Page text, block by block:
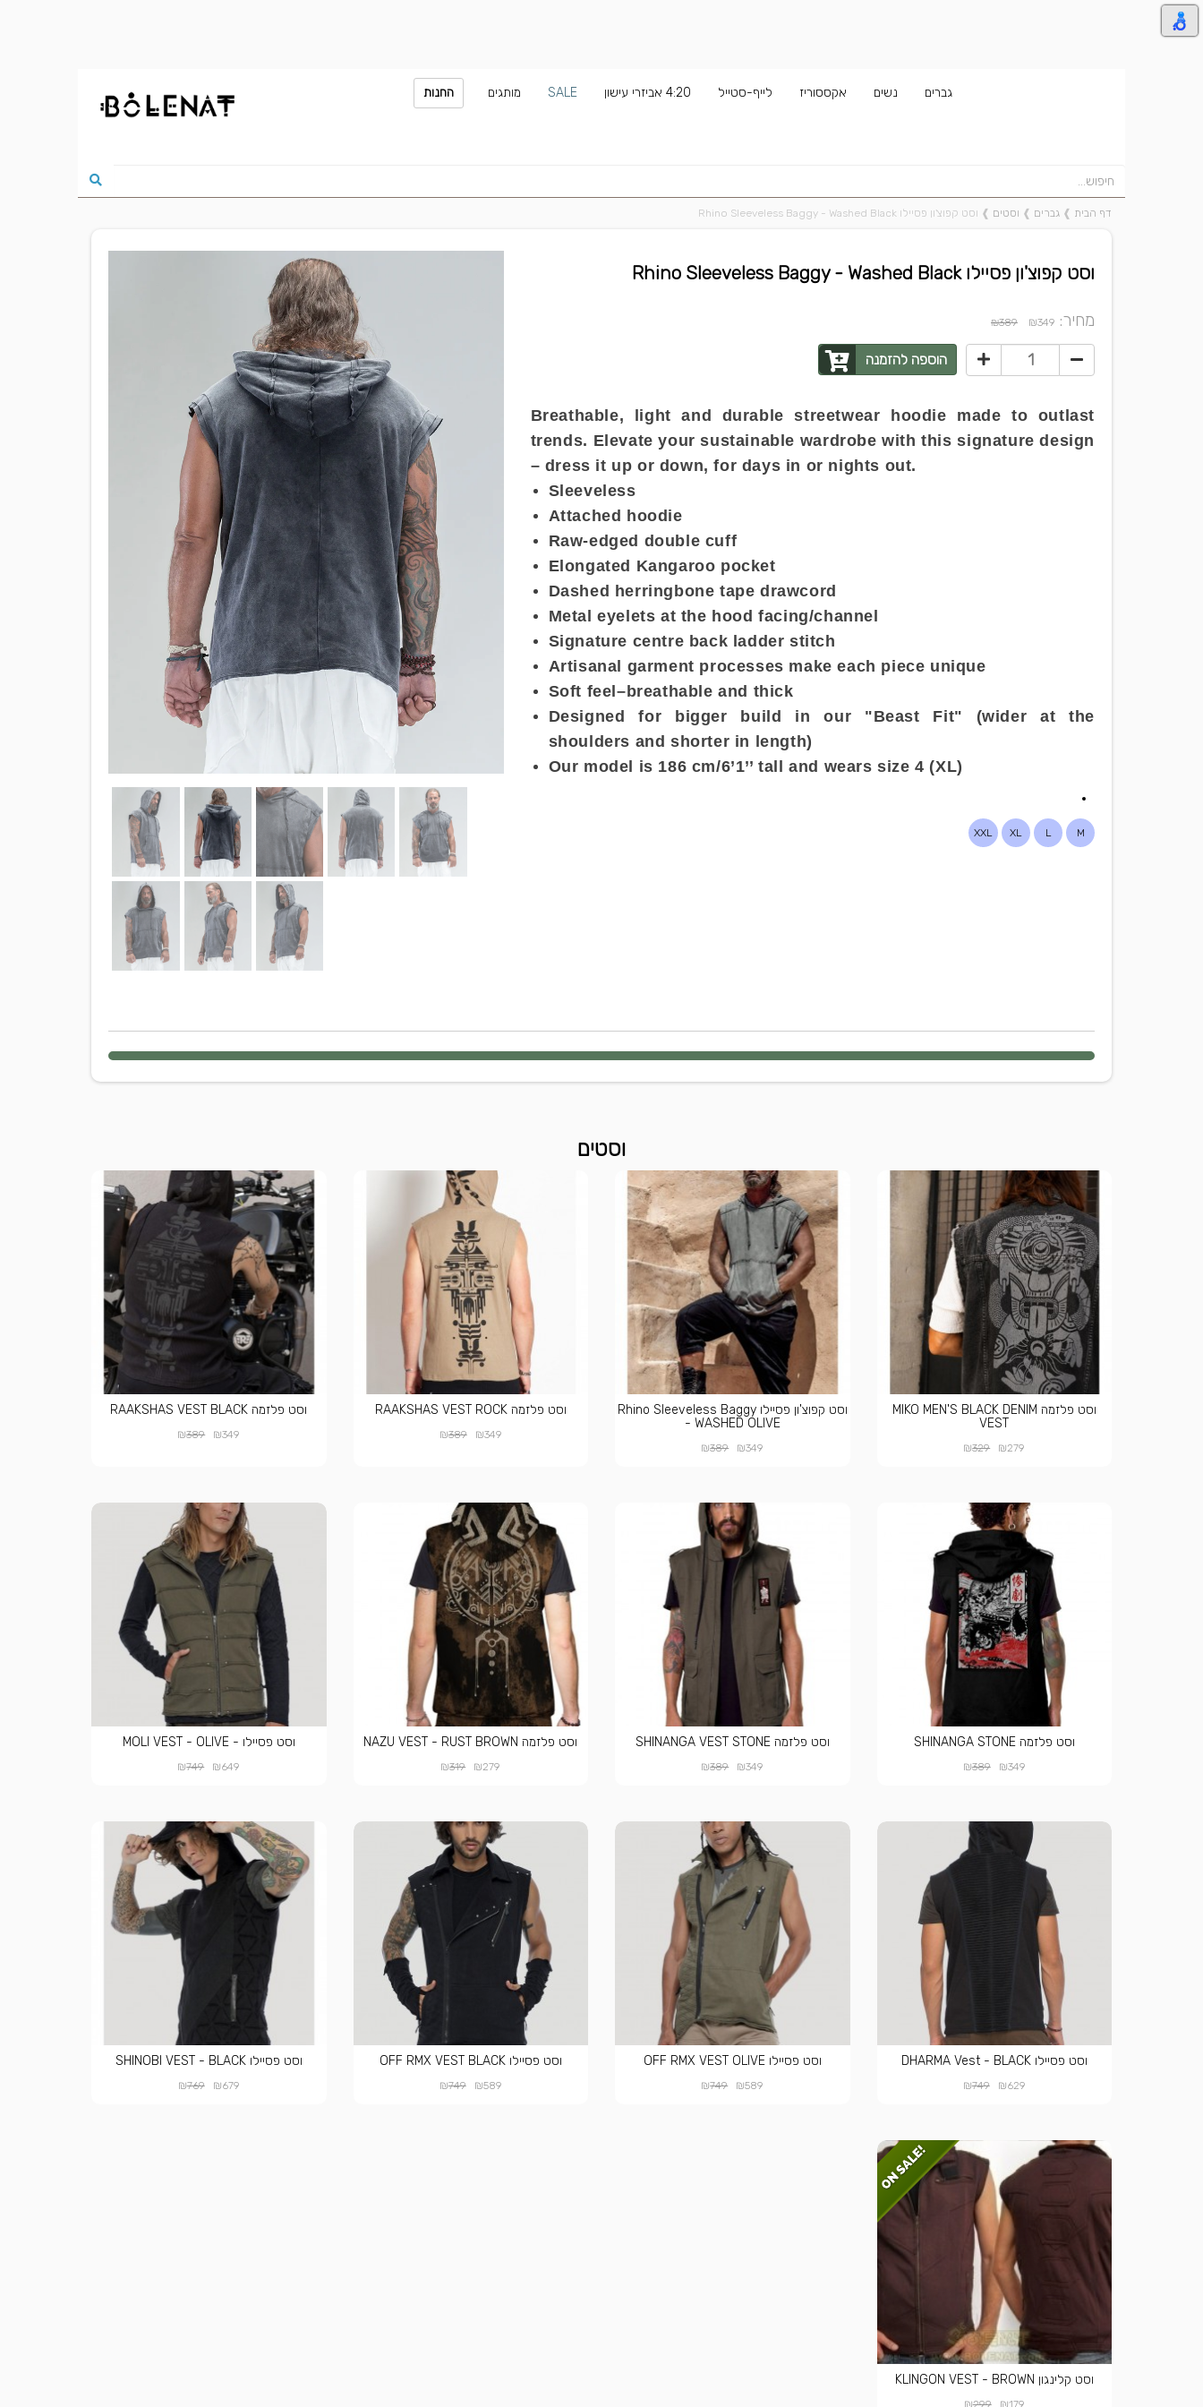
גברים נשים אקססוריז לייף-סטייל 4:20 אביזרי עישון SALE מותגים החנות
דף הבית ❱ גברים ❱ וסטים ❱ וסט קפוצ'ון פסיילו Rhino Sleeveless Baggy - Washed Black
וסט קפוצ'ון פסיילו Rhino Sleeveless Baggy - Washed Black
מחיר: ₪349
₪389
הוספה להזמנה
Breathable, light and durable streetwear hoodie made to outlast
trends. Elevate your sustainable wardrobe with this signature design
– dress it up or down, for days in or nights out.
Sleeveless
Attached hoodie
Raw-edged double cuff
Elongated Kangaroo pocket
Dashed herringbone tape drawcord
Metal eyelets at the hood facing/channel
Signature centre back ladder stitch
Artisanal garment processes make each piece unique
Soft feel–breathable and thick
Designed for bigger build in our "Beast Fit" (wider at the
shoulders and shorter in length)
Our model is 186 cm/6’1’’ tall and wears size 4 (XL)
M
L
XL
XXL
וסטים
וסט פלזמה MIKO MEN'S BLACK DENIM
VEST
₪279
₪329
וסט קפוצ'ון פסיילו Rhino Sleeveless Baggy
- WASHED OLIVE
₪349
₪389
וסט פלזמה RAAKSHAS VEST ROCK
₪349
₪389
וסט פלזמה RAAKSHAS VEST BLACK
₪349
₪389
וסט פלזמה SHINANGA STONE
₪349
₪389
וסט פלזמה SHINANGA VEST STONE
₪349
₪389
וסט פלזמה NAZU VEST - RUST BROWN
₪279
₪319
וסט פסיילו - MOLI VEST - OLIVE
₪649
₪749
וסט פסיילו DHARMA Vest - BLACK
₪629
₪749
וסט פסיילו OFF RMX VEST OLIVE
₪589
₪749
וסט פסיילו OFF RMX VEST BLACK
₪589
₪749
וסט פסיילו SHINOBI VEST - BLACK
₪679
₪769
וסט קלינגון KLINGON VEST - BROWN
₪179
₪299